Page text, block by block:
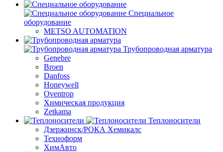
Специальное
оборудование
METSO AUTOMATION
Трубопроводная арматура
Genebre
Broen
Danfoss
Honeywell
Oventrop
Химическая продукция
Zetkama
Теплоносители
Дзержинск/РОКА Хемикалс
Техноформ
ХимАвто